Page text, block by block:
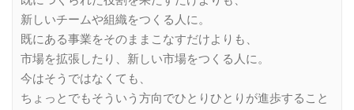
新しいチームや組織をつくる人に。
既にある事業をそのままこなすだけよりも、
市場を拡張したり、新しい市場をつくる人に。
今はそうではなくても、
ちょっとでもそういう方向でひとりひとりが進歩すること